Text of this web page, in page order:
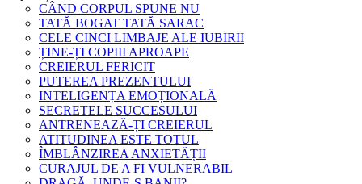
CÂND CORPUL SPUNE NU
TATĂ BOGAT TATĂ SARAC
CELE CINCI LIMBAJE ALE IUBIRII
ȚINE-ȚI COPIII APROAPE
CREIERUL FERICIT
PUTEREA PREZENTULUI
INTELIGENȚA EMOȚIONALĂ
SECRETELE SUCCESULUI
ANTRENEAZĂ-ȚI CREIERUL
ATITUDINEA ESTE TOTUL
ÎMBLÂNZIREA ANXIETĂȚII
CURAJUL DE A FI VULNERABIL